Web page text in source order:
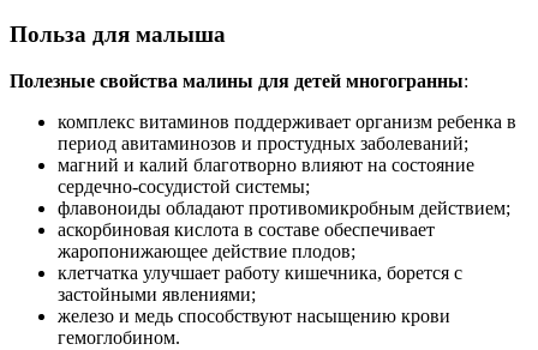
Польза для малыша
Полезные свойства малины для детей многогранны:
комплекс витаминов поддерживает организм ребенка в
период авитаминозов и простудных заболеваний;
магний и калий благотворно влияют на состояние
сердечно-сосудистой системы;
флавоноиды обладают противомикробным действием;
аскорбиновая кислота в составе обеспечивает
жаропонижающее действие плодов;
клетчатка улучшает работу кишечника, борется с
застойными явлениями;
железо и медь способствуют насыщению крови
гемоглобином.